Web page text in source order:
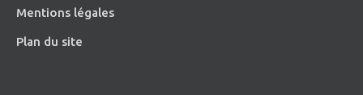
Mentions légales
Plan du site